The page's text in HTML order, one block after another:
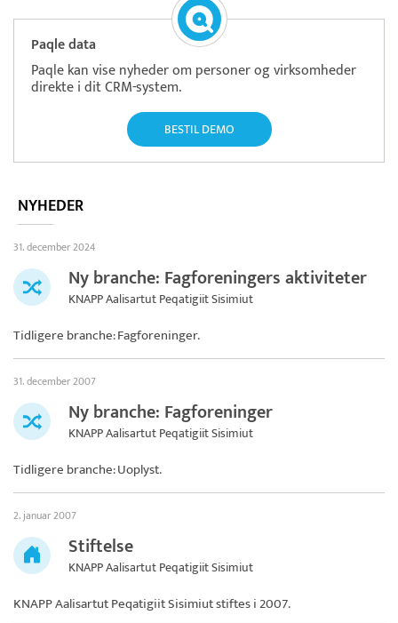
Paqle data
Paqle kan vise nyheder om personer og virksomheder
direkte i dit CRM-system.
BESTIL DEMO
NYHEDER
31. december 2024
Ny branche: Fagforeningers aktiviteter
KNAPP Aalisartut Peqatigiit Sisimiut
Tidligere branche: Fagforeninger.
31. december 2007
Ny branche: Fagforeninger
KNAPP Aalisartut Peqatigiit Sisimiut
Tidligere branche: Uoplyst.
2. januar 2007
Stiftelse
KNAPP Aalisartut Peqatigiit Sisimiut
KNAPP Aalisartut Peqatigiit Sisimiutstiftes i 2007.